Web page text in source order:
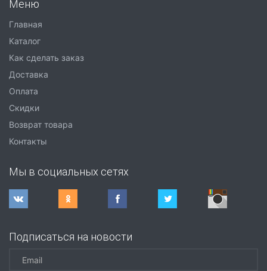
Меню
Главная
Каталог
Как сделать заказ
Доставка
Оплата
Скидки
Возврат товара
Контакты
Мы в социальных сетях
Подписаться на новости